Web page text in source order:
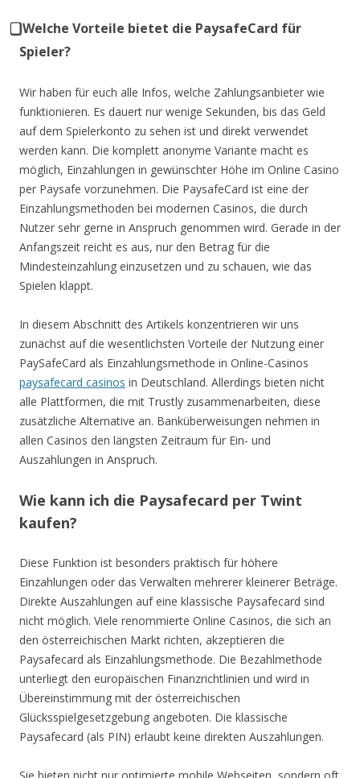
⃣ Welche Vorteile bietet die PaysafeCard für
Spieler?
Wir haben für euch alle Infos, welche Zahlungsanbieter wie
funktionieren. Es dauert nur wenige Sekunden, bis das Geld
auf dem Spielerkonto zu sehen ist und direkt verwendet
werden kann. Die komplett anonyme Variante macht es
möglich, Einzahlungen in gewünschter Höhe im Online Casino
per Paysafe vorzunehmen. Die PaysafeCard ist eine der
Einzahlungsmethoden bei modernen Casinos, die durch
Nutzer sehr gerne in Anspruch genommen wird. Gerade in der
Anfangszeit reicht es aus, nur den Betrag für die
Mindesteinzahlung einzusetzen und zu schauen, wie das
Spielen klappt.
In diesem Abschnitt des Artikels konzentrieren wir uns
zunächst auf die wesentlichsten Vorteile der Nutzung einer
PaySafeCard als Einzahlungsmethode in Online-Casinos
paysafecard casinos in Deutschland. Allerdings bieten nicht
alle Plattformen, die mit Trustly zusammenarbeiten, diese
zusätzliche Alternative an. Banküberweisungen nehmen in
allen Casinos den längsten Zeitraum für Ein- und
Auszahlungen in Anspruch.
Wie kann ich die Paysafecard per Twint
kaufen?
Diese Funktion ist besonders praktisch für höhere
Einzahlungen oder das Verwalten mehrerer kleinerer Beträge.
Direkte Auszahlungen auf eine klassische Paysafecard sind
nicht möglich. Viele renommierte Online Casinos, die sich an
den österreichischen Markt richten, akzeptieren die
Paysafecard als Einzahlungsmethode. Die Bezahlmethode
unterliegt den europäischen Finanzrichtlinien und wird in
Übereinstimmung mit der österreichischen
Glücksspielgesetzgebung angeboten. Die klassische
Paysafecard (als PIN) erlaubt keine direkten Auszahlungen.